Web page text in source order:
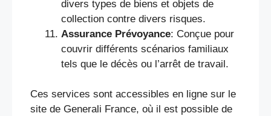
divers types de biens et objets de
collection contre divers risques.
Assurance Prévoyance: Conçue pour
couvrir différents scénarios familiaux
tels que le décès ou l’arrêt de travail.
Ces services sont accessibles en ligne sur le
site de Generali France, où il est possible de